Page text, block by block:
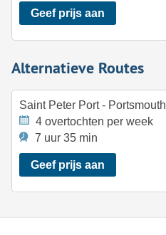
Geef prijs aan
Alternatieve Routes
Saint Peter Port - Portsmouth
4 overtochten per week
7 uur 35 min
Geef prijs aan